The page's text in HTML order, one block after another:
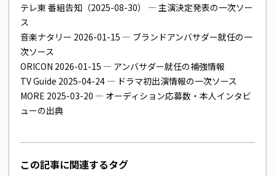
テレ東 番組告知（2025-08-30）
— 主演決定発表の一次ソー
ス
音楽ナタリー 2026-01-15 — ブランドアンバサダー就任の一
次ソース
ORICON 2026-01-15 — アンバサダー就任の補強情報
TV Guide 2025-04-24 — ドラマ初出演情報の一次ソース
MORE 2025-03-20 — オーディション応募数・本人インタビ
ューの出典
この記事に関連するタグ